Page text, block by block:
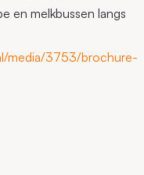
en melkbussen langs
media/3753/brochure-